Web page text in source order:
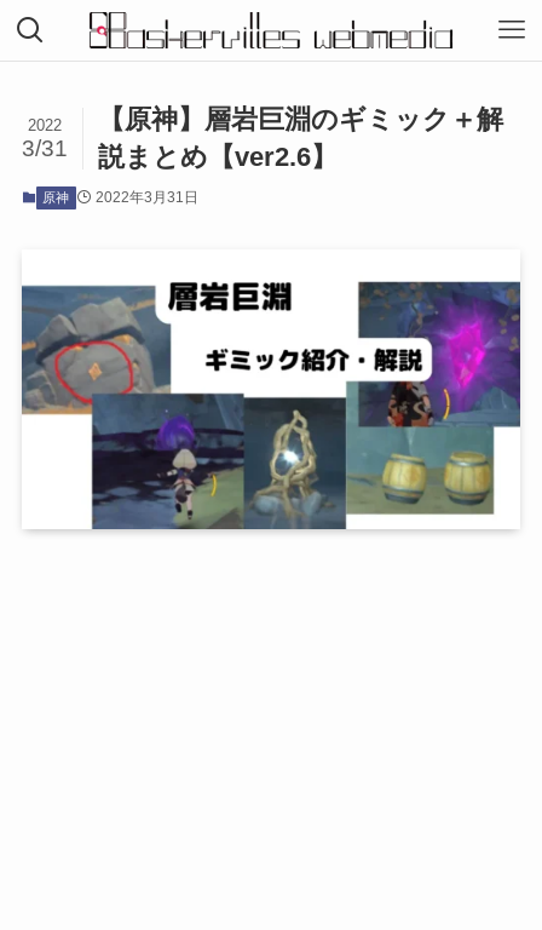
【原神】層岩巨淵のギミック＋解
説まとめ【ver2.6】
2022
3/31
原神 2022年3月31日